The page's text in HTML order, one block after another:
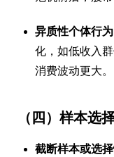
异质性个体行为
化，如低收入
消费波动更大。
（四）样本选
截断样本或选